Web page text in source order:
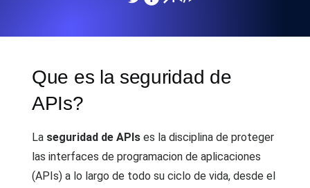
Que es la seguridad de
APIs?
La seguridad de APIs es la disciplina de proteger
las interfaces de programacion de aplicaciones
(APIs) a lo largo de todo su ciclo de vida, desde el